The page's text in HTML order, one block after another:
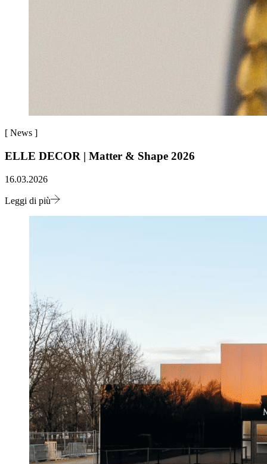
[ News ]
ELLE DECOR | Matter & Shape 2026
16.03.2026
Leggi di più